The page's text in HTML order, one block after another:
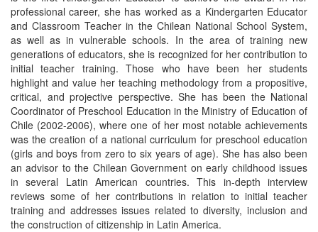
professional career, she has worked as a Kindergarten Educator
and Classroom Teacher in the Chilean National School System,
as well as in vulnerable schools. In the area of training new
generations of educators, she is recognized for her contribution to
initial teacher training. Those who have been her students
highlight and value her teaching methodology from a propositive,
critical, and projective perspective. She has been the National
Coordinator of Preschool Education in the Ministry of Education of
Chile (2002-2006), where one of her most notable achievements
was the creation of a national curriculum for preschool education
(girls and boys from zero to six years of age). She has also been
an advisor to the Chilean Government on early childhood issues
in several Latin American countries. This in-depth interview
reviews some of her contributions in relation to initial teacher
training and addresses issues related to diversity, inclusion and
the construction of citizenship in Latin America.